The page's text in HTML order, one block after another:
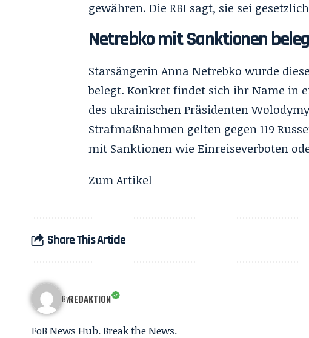
gewähren. Die RBI sagt, sie sei
Netrebko mit Sanktionen
Starsängerin Anna Netrebko wurde
belegt. Konkret findet sich ihr Name in
des ukrainischen Präsidenten
Strafmaßnahmen gelten gegen 119
mit Sanktionen wie Einreiseverboten
ZumArtikel
Share This Article
ByREDAKTION
FoB News Hub. Break the News.